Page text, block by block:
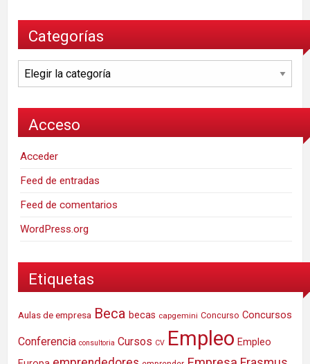
Categorías
Categorías
Acceso
Acceder
Feed de entradas
Feed de comentarios
WordPress.org
Etiquetas
Aulas de empresa Beca becas capgemini Concurso Concursos
Conferencia consultoria Cursos CV Empleo Empleo